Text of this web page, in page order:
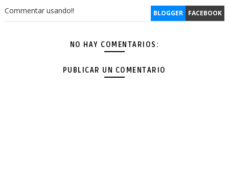
BLOGGER FACEBOOK
Commentar usando!!
NO HAY COMENTARIOS:
PUBLICAR UN COMENTARIO